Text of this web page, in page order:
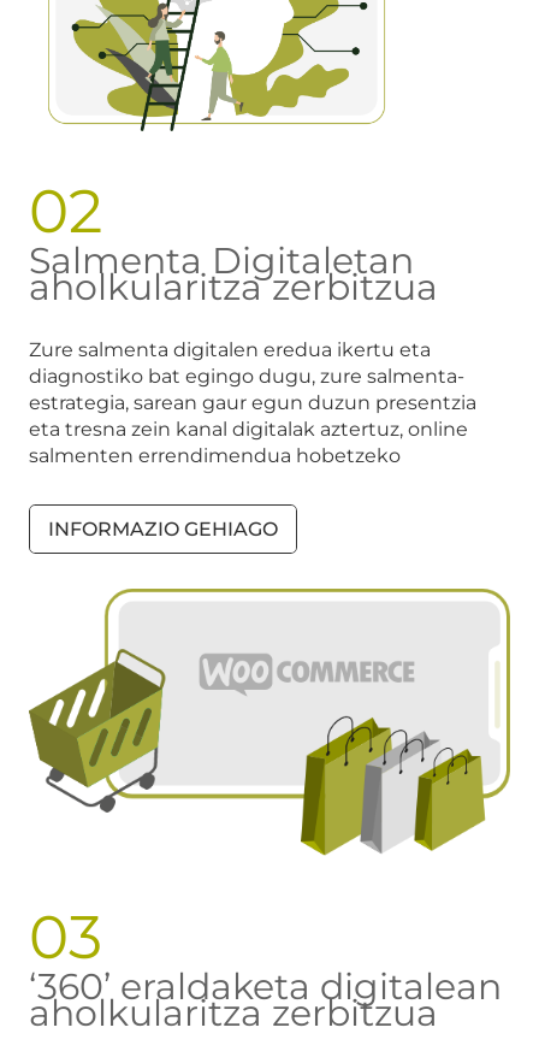
02
Salmenta Digitaletan
aholkularitza zerbitzua
Zure salmenta digitalen eredua ikertu eta
diagnostiko bat egingo dugu, zure salmenta-
estrategia, sarean gaur egun duzun presentzia
eta tresna zein kanal digitalak aztertuz, online
salmenten errendimendua hobetzeko
INFORMAZIO GEHIAGO
03
‘360’ eraldaketa digitalean
aholkularitza zerbitzua